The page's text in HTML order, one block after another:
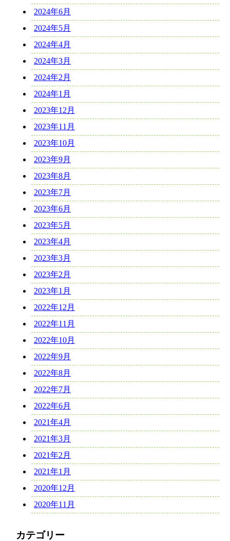
2024年6月
2024年5月
2024年4月
2024年3月
2024年2月
2024年1月
2023年12月
2023年11月
2023年10月
2023年9月
2023年8月
2023年7月
2023年6月
2023年5月
2023年4月
2023年3月
2023年2月
2023年1月
2022年12月
2022年11月
2022年10月
2022年9月
2022年8月
2022年7月
2022年6月
2021年4月
2021年3月
2021年2月
2021年1月
2020年12月
2020年11月
カテゴリー